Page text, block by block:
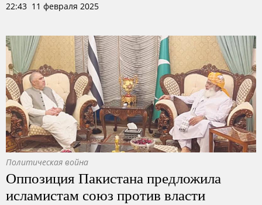
22:43 11 февраля 2025
Политическая война
Оппозиция Пакистана предложила
исламистам союз против власти